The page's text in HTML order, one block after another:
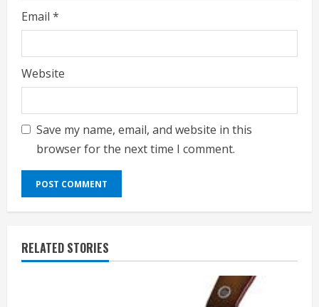
Email *
Website
Save my name, email, and website in this
browser for the next time I comment.
RELATED STORIES